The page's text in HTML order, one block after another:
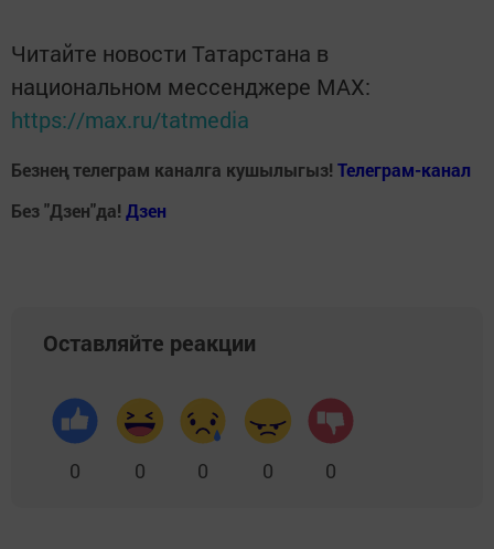
Читайте новости Татарстана в
национальном мессенджере MАХ:
https://max.ru/tatmedia
Безнең телеграм каналга кушылыгыз! Телеграм-канал
Без "Дзен"да! Дзен
Оставляйте реакции
0 0 0 0 0